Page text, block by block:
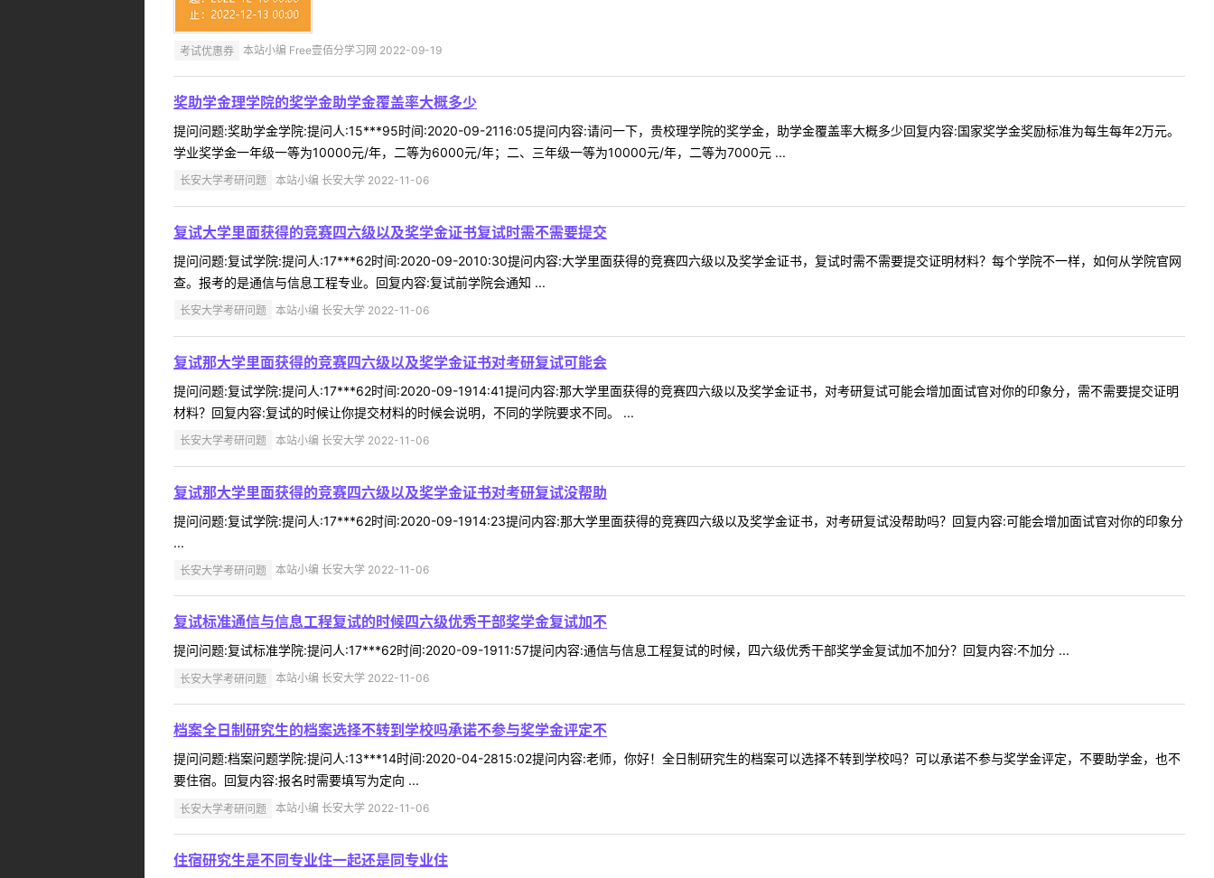
考试优惠券 本站小编 Free壹佰分学习网 2022-09-19
奖助学金理学院的奖学金助学金覆盖率大概多少
提问问题:奖助学金学院:提问人:15***95时间:2020-09-2116:05提问内容:请问一下，贵校理学院的奖学金，助学金覆盖率大概多少回复内容:国家奖学金奖励标准为每生每年2万元。
学业奖学金一年级一等为10000元/年，二等为6000元/年；二、三年级一等为10000元/年，二等为7000元 ...
长安大学考研问题 本站小编 长安大学 2022-11-06
复试大学里面获得的竞赛四六级以及奖学金证书复试时需不需要提交
提问问题:复试学院:提问人:17***62时间:2020-09-2010:30提问内容:大学里面获得的竞赛四六级以及奖学金证书，复试时需不需要提交证明材料？每个学院不一样，如何从学院官网
查。报考的是通信与信息工程专业。回复内容:复试前学院会通知 ...
长安大学考研问题 本站小编 长安大学 2022-11-06
复试那大学里面获得的竞赛四六级以及奖学金证书对考研复试可能会
提问问题:复试学院:提问人:17***62时间:2020-09-1914:41提问内容:那大学里面获得的竞赛四六级以及奖学金证书，对考研复试可能会增加面试官对你的印象分，需不需要提交证明
材料？回复内容:复试的时候让你提交材料的时候会说明，不同的学院要求不同。 ...
长安大学考研问题 本站小编 长安大学 2022-11-06
复试那大学里面获得的竞赛四六级以及奖学金证书对考研复试没帮助
提问问题:复试学院:提问人:17***62时间:2020-09-1914:23提问内容:那大学里面获得的竞赛四六级以及奖学金证书，对考研复试没帮助吗？回复内容:可能会增加面试官对你的印象分
...
长安大学考研问题 本站小编 长安大学 2022-11-06
复试标准通信与信息工程复试的时候四六级优秀干部奖学金复试加不
提问问题:复试标准学院:提问人:17***62时间:2020-09-1911:57提问内容:通信与信息工程复试的时候，四六级优秀干部奖学金复试加不加分？回复内容:不加分 ...
长安大学考研问题 本站小编 长安大学 2022-11-06
档案全日制研究生的档案选择不转到学校吗承诺不参与奖学金评定不
提问问题:档案问题学院:提问人:13***14时间:2020-04-2815:02提问内容:老师，你好！全日制研究生的档案可以选择不转到学校吗？可以承诺不参与奖学金评定，不要助学金，也不
要住宿。回复内容:报名时需要填写为定向 ...
长安大学考研问题 本站小编 长安大学 2022-11-06
住宿研究生是不同专业住一起还是同专业住